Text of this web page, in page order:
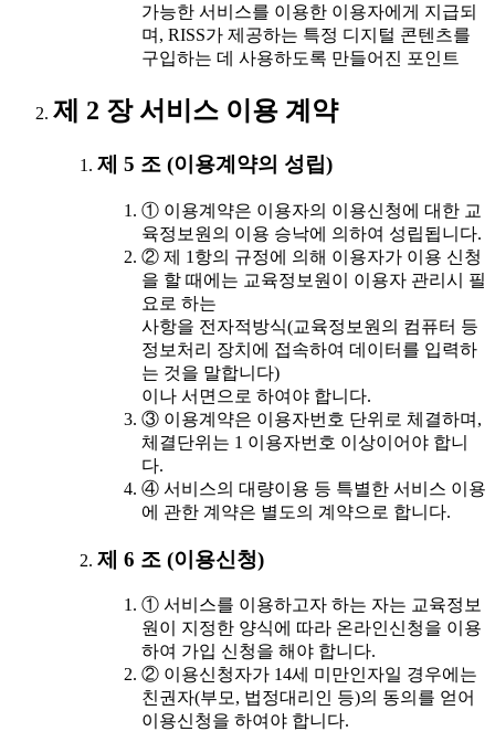
가능한 서비스를 이용한 이용자에게 지급되
며, RISS가 제공하는 특정 디지털 콘텐츠를
구입하는 데 사용하도록 만들어진 포인트
제 2 장 서비스 이용 계약
제 5 조 (이용계약의 성립)
① 이용계약은 이용자의 이용신청에 대한 교
육정보원의 이용 승낙에 의하여 성립됩니다.
② 제 1항의 규정에 의해 이용자가 이용 신청
을 할 때에는 교육정보원이 이용자 관리시 필
요로 하는
사항을 전자적방식(교육정보원의 컴퓨터 등
정보처리 장치에 접속하여 데이터를 입력하
는 것을 말합니다)
이나 서면으로 하여야 합니다.
③ 이용계약은 이용자번호 단위로 체결하며,
체결단위는 1 이용자번호 이상이어야 합니
다.
④ 서비스의 대량이용 등 특별한 서비스 이용
에 관한 계약은 별도의 계약으로 합니다.
제 6 조 (이용신청)
① 서비스를 이용하고자 하는 자는 교육정보
원이 지정한 양식에 따라 온라인신청을 이용
하여 가입 신청을 해야 합니다.
② 이용신청자가 14세 미만인자일 경우에는
친권자(부모, 법정대리인 등)의 동의를 얻어
이용신청을 하여야 합니다.